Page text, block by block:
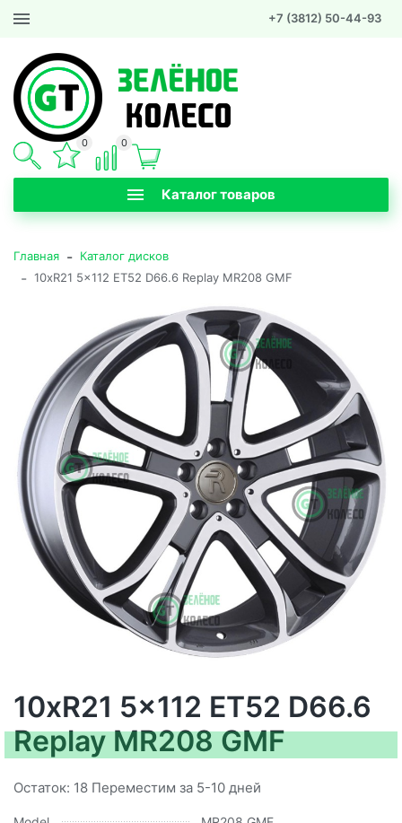
+7 (3812) 50-44-93
Каталог товаров
0 0
Главная - Каталог дисков
- 10xR21 5x112 ET52 D66.6 Replay MR208 GMF
10xR21 5x112 ET52 D66.6
Replay MR208 GMF
Остаток: 18 Переместим за 5-10 дней